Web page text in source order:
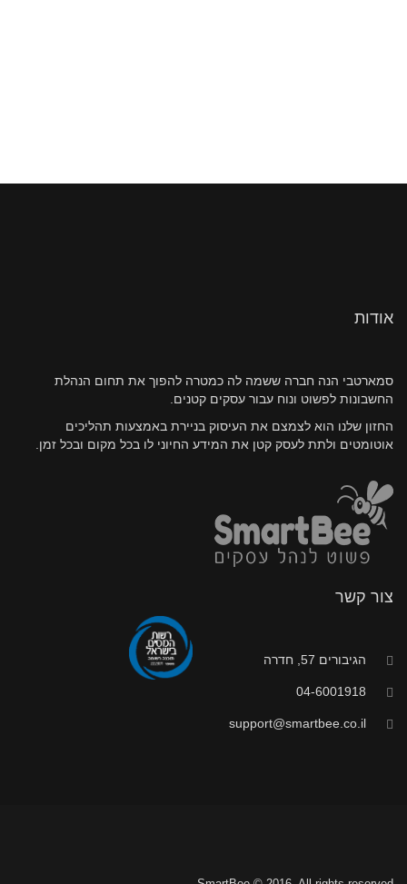
אודות
סמארטבי הנה חברה ששמה לה כמטרה להפוך את תחום הנהלת
החשבונות לפשוט ונוח עבור עסקים קטנים.
החזון שלנו הוא לצמצם את העיסוק בניירת באמצעות תהליכים
אוטומטים ולתת לעסק קטן את המידע החיוני לו בכל מקום ובכל זמן.
צור קשר
הגיבורים 57, חדרה
04-6001918
support@smartbee.co.il